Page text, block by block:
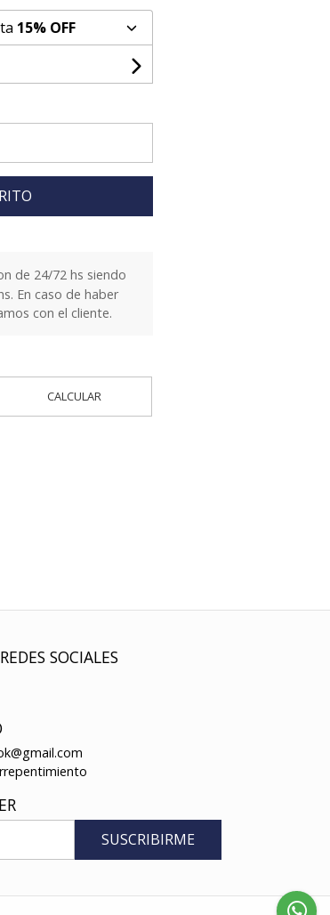
15% OFF
de 24/72 hs siendo
En caso de haber
con el cliente.
CALCULAR
SOCIALES
SUSCRIBIRME